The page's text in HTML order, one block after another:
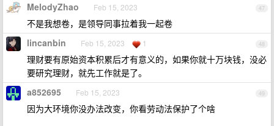
47
MelodyZhao Feb 15, 2023
不是我想卷，是领导同事拉着我一起卷
48
lincanbin Feb 15, 2023 1
理财要有原始资本积累后才有意义的，如果你就十万块钱，没必
要研究理财，就先工作就是了。
49
a852695 Feb 15, 2023
因为大环境你没办法改变，你看劳动法保护了个啥